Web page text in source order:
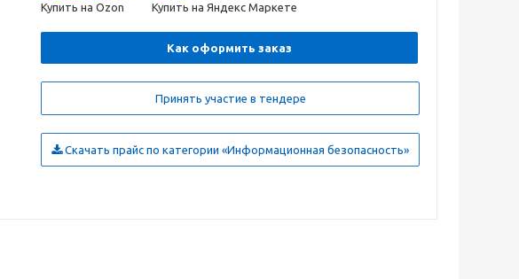
Купить на Ozon Купить на Яндекс Маркете
Как оформить заказ
Принять участие в тендере
Скачать прайс по категории «Информационная безопасность»